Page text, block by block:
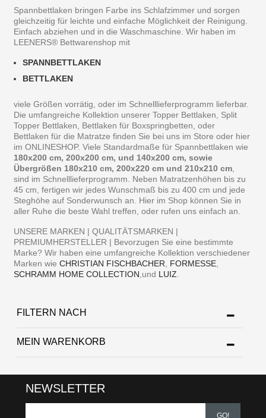
Spannbettlaken bringen Farbe ins Schlafzimmer und sorgen
gleichzeitig für leichte und einfache Möglichkeit der Reinigung.
Einfach abziehen und in die Waschmaschine. Wir haben im
LEENERS® Bettwarenshop mit
SPANNBETTLAKEN
BETTLAKEN
viele Größen vorrätig, oder im Schnelllieferprogramm lieferbar.
Die umfangreiche Kollektion unserer Topper Bettlaken, Split
Topper Bettlaken, Bettlaken für Boxspringbetten, oder
Bettlaken für die Matratze finden Sie bei uns im Store oder hier
im ONLINESHOP. Viele Standardmaße für Spannbettlaken wie
180x200 cm, 200x200 cm, und 140x200 cm, sowie
Übergrößen 180x210 cm, 200x220 cm und 210x210 cm
sind im Schnelllieferprogramm. Neben Matratzenhöhen bis zu
45 cm, fertigen wir jedes Wunschmaß bis zu 400 cm und jede
Steghöhe auf Sonderwunsch an. Hier im Shop können Sie in
aller Ruhe die beste Wahl treffen, oder rufen uns einfach an.
UNSERE MARKEN | QUALITÄTSMARKEN |
PREMIUMHERSTELLER | Bevorzugen Sie eine bestimmte
Marke? Wir haben eine umfangreiche Kollektion verschiedener
Marken wieCHRISTIAN FISCHBACHER FORMESSE
SCHRAMM HOME COLLECTION ,und LUIZ
FILTERN NACH
MEIN WARENKORB
NEWSLETTER
GO!